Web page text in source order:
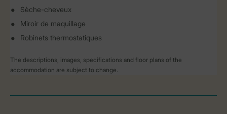
Sèche-cheveux
Miroir de maquillage
Robinets thermostatiques
The descriptions, images, specifications and floor plans of the
accommodation are subject to change.